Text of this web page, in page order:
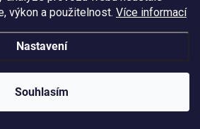
výkon a použitelnost. Více informací
Nastavení
Souhlasím
NOVINKY
DOSTÁVAT NOVINKY
s našimi